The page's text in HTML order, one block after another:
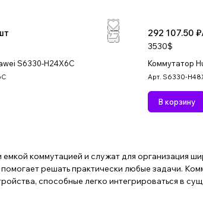
S6330-H24X6C
292 107.50
3530$
Коммутатор
Арт. S6330-
В корзину
коммутацией и служат для организация
решать практически любые задачи.
способные легко интегрироваться в